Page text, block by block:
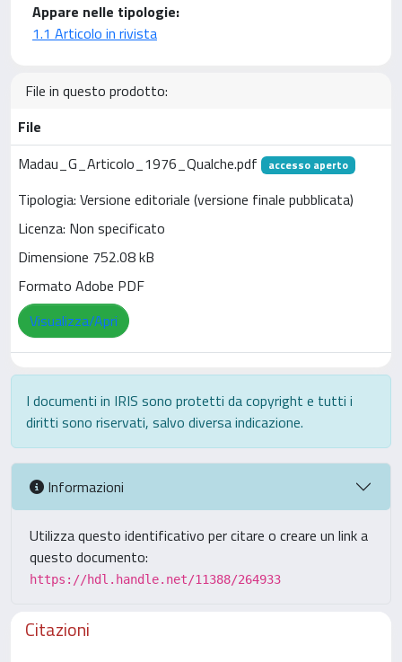
Appare nelle tipologie:
1.1 Articolo in rivista
File in questo prodotto:
File
Madau_G_Articolo_1976_Qualche.pdf
accesso aperto
Tipologia: Versione editoriale (versione finale pubblicata)
Licenza: Non specificato
Dimensione 752.08 kB
Formato Adobe PDF
Visualizza/Apri
I documenti in IRIS sono protetti da copyright e tutti i
diritti sono riservati, salvo diversa indicazione.
Informazioni
Utilizza questo identificativo per citare o creare un link a
questo documento:
https://hdl.handle.net/11388/264933
Citazioni